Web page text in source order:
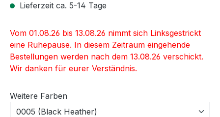
Lieferzeit ca. 5-14 Tage
Vom 01.08.26 bis 13.08.26 nimmt sich Linksgestrickt
eine Ruhepause. In diesem Zeitraum eingehende
Bestellungen werden nach dem 13.08.26 verschickt.
Wir danken für eurer Verständnis.
Weitere Farben
0005 (Black Heather)